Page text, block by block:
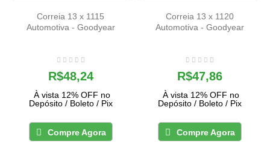
Correia 13 x 1115
Automotiva - Goodyear
R$48,24
À vista 12% OFF no
Depósito / Boleto / Pix
Compre Agora
Correia 13 x 1120
Automotiva - Goodyear
R$47,86
À vista 12% OFF no
Depósito / Boleto / Pix
Compre Agora